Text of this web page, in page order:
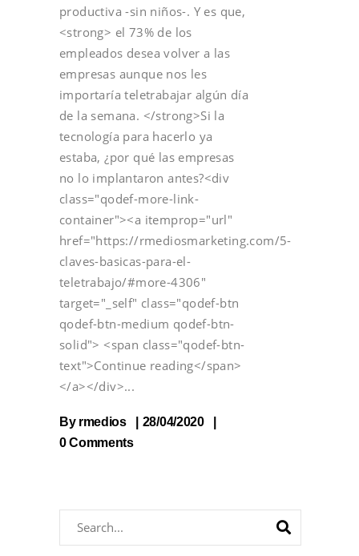
productiva -sin niños-. Y es que,
<strong> el 73% de los
empleados desea volver a las
empresas aunque nos les
importaría teletrabajar algún día
de la semana. </strong>Si la
tecnología para hacerlo ya
estaba, ¿por qué las empresas
no lo implantaron antes?<div
class="qodef-more-link-
container"><a itemprop="url"
href="https://rmediosmarketing.com/5-
claves-basicas-para-el-
teletrabajo/#more-4306"
target="_self" class="qodef-btn
qodef-btn-medium qodef-btn-
solid"> <span class="qodef-btn-
text">Continue reading</span>
</a></div>
By rmedios
28/04/2020
0 Comments